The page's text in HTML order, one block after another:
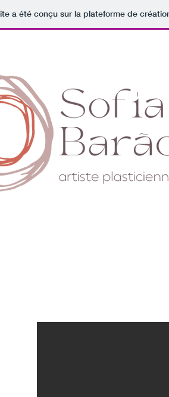
a été conçu sur la plateforme de